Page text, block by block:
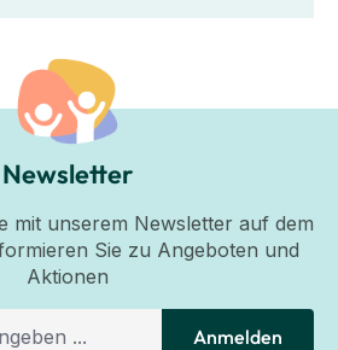
Newsletter
mit unserem Newsletter auf dem
Sie zu Angeboten und
Aktionen
Anmelden